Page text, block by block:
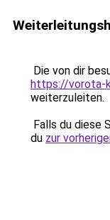
Die von dir
https://vorota-
weiterzuleiten.
Falls du diese
du zur